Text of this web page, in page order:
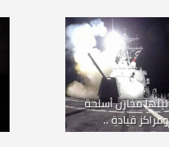
بينها مخازن أسلحة
ومراكز قيادة ..
واشنطن ولندن